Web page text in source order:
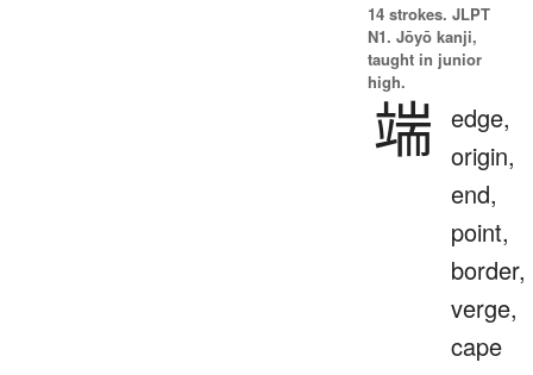
14 strokes. JLPT
N1. Jōyō kanji,
taught in junior
high.
端 edge,
origin,
end,
point,
border,
verge,
cape